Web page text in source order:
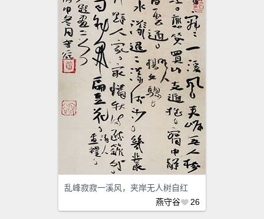
乱峰寂寂一溪风，夹岸无人树自红
燕守谷
26